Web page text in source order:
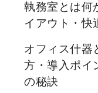
執務室とは何
イアウト・快
オフィス什器
方・導入ポイ
の秘訣